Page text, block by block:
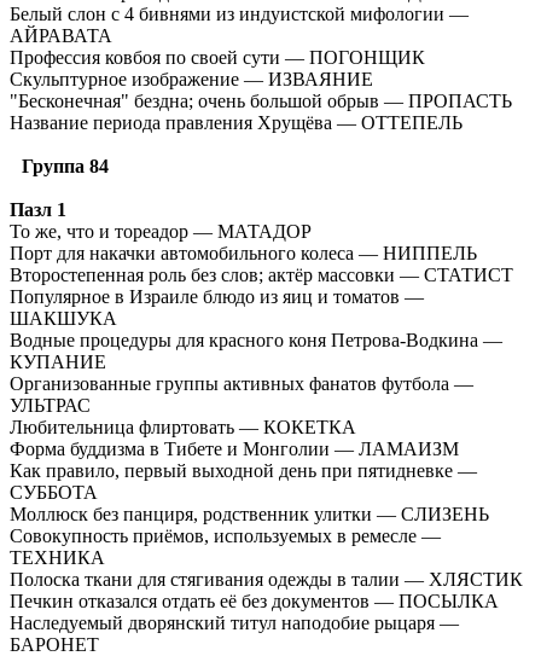
Белый слон с 4 бивнями из индуистской мифологии —
АЙРАВАТА
Профессия ковбоя по своей сути — ПОГОНЩИК
Скульптурное изображение — ИЗВАЯНИЕ
"Бесконечная" бездна; очень большой обрыв — ПРОПАСТЬ
Название периода правления Хрущёва — ОТТЕПЕЛЬ
Группа 84
Пазл 1
То же, что и тореадор — МАТАДОР
Порт для накачки автомобильного колеса — НИППЕЛЬ
Второстепенная роль без слов; актёр массовки — СТАТИСТ
Популярное в Израиле блюдо из яиц и томатов —
ШАКШУКА
Водные процедуры для красного коня Петрова-Водкина —
КУПАНИЕ
Организованные группы активных фанатов футбола —
УЛЬТРАС
Любительница флиртовать — КОКЕТКА
Форма буддизма в Тибете и Монголии — ЛАМАИЗМ
Как правило, первый выходной день при пятидневке —
СУББОТА
Моллюск без панциря, родственник улитки — СЛИЗЕНЬ
Совокупность приёмов, используемых в ремесле —
ТЕХНИКА
Полоска ткани для стягивания одежды в талии — ХЛЯСТИК
Печкин отказался отдать её без документов — ПОСЫЛКА
Наследуемый дворянский титул наподобие рыцаря —
БАРОНЕТ